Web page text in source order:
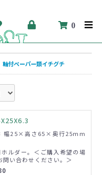
0
軸付ペーパー類イチグチ
幅25×高さ65×奥行25mm
ルダー。＜ご購入希望の場
い合わせください。＞